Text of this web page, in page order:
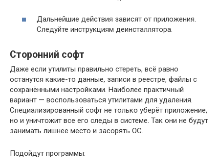
Дальнейшие действия зависят от приложения.
Следуйте инструкциям деинсталлятора.
Сторонний софт
Даже если утилиты правильно стереть, всё равно
останутся какие-то данные, записи в реестре, файлы с
сохранёнными настройками. Наиболее практичный
вариант — воспользоваться утилитами для удаления.
Специализированный софт не только уберёт приложение,
но и уничтожит все его следы в системе. Так они не будут
занимать лишнее место и засорять ОС.
Подойдут программы: